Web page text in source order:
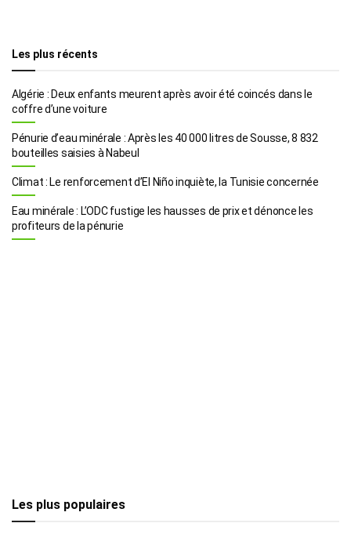
Les plus récents
Algérie : Deux enfants meurent après avoir été coincés dans le
coffre d’une voiture
Pénurie d’eau minérale : Après les 40 000 litres de Sousse, 8 832
bouteilles saisies à Nabeul
Climat : Le renforcement d’El Niño inquiète, la Tunisie concernée
Eau minérale : L’ODC fustige les hausses de prix et dénonce les
profiteurs de la pénurie
Les plus populaires